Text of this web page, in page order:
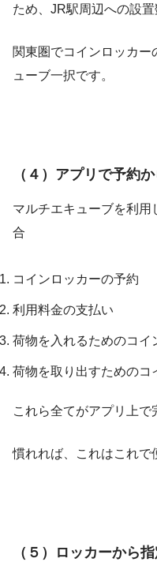
ため、JR駅周辺への設置
関東圏でコインロッカー
ューブ一択です。
（４）アプリで予約
マルチエキューブを利
合
コインロッカーの予約
利用料金の支払い
荷物を入れるためのコイ
荷物を取り出すためのコ
これら全てがアプリ上で
慣れれば、これはこれで
（５）ロッカーから